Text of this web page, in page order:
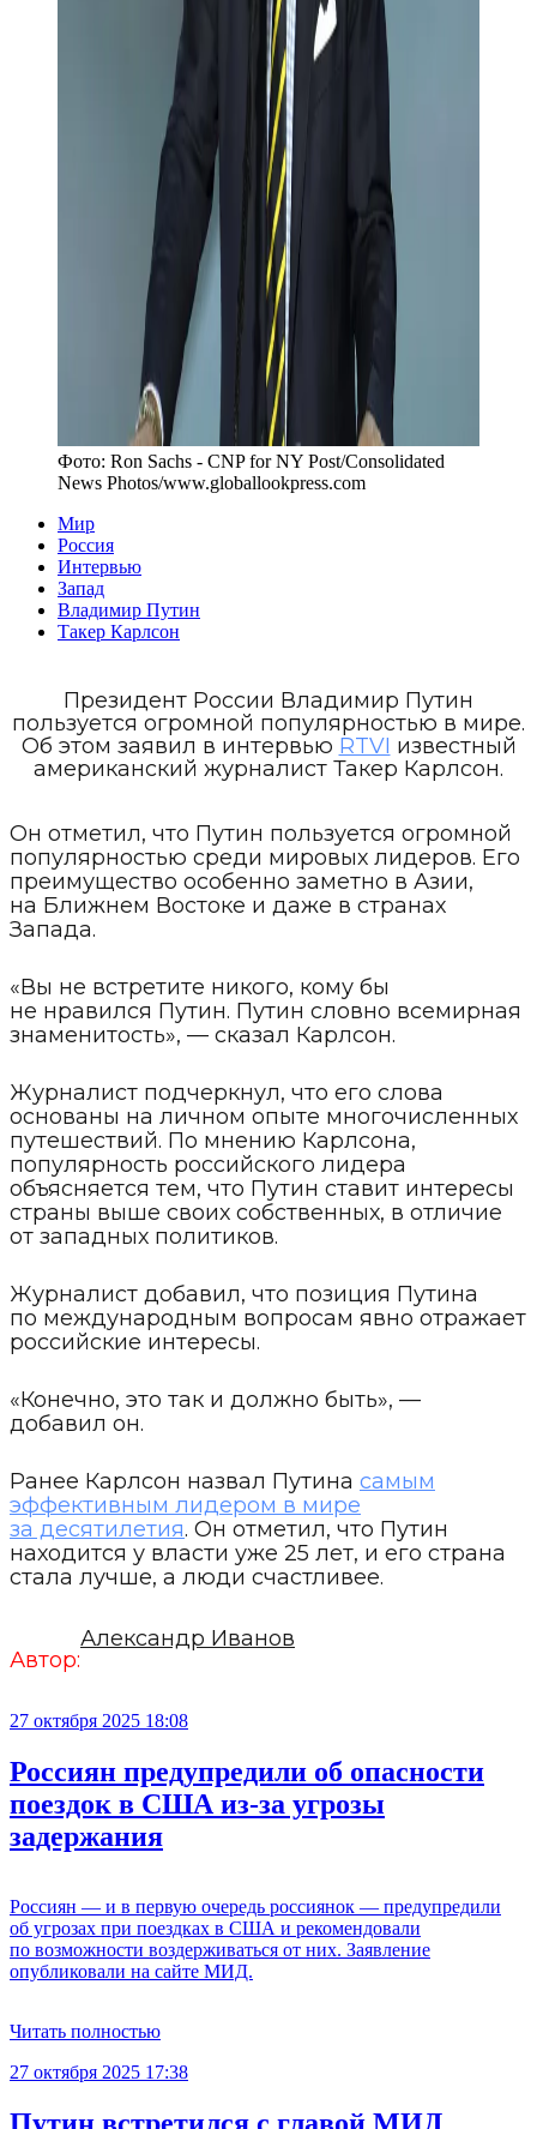
Фото: Ron Sachs - CNP for NY Post/Consolidated
News Photos/www.globallookpress.com
Мир
Россия
Интервью
Запад
Владимир Путин
Такер Карлсон
Президент России Владимир Путин
пользуется огромной популярностью в мире.
Об этом заявил в интервью RTVI известный
американский журналист Такер Карлсон.
Он отметил, что Путин пользуется огромной
популярностью среди мировых лидеров. Его
преимущество особенно заметно в Азии,
на Ближнем Востоке и даже в странах
Запада.
«Вы не встретите никого, кому бы
не нравился Путин. Путин словно всемирная
знаменитость», — сказал Карлсон.
Журналист подчеркнул, что его слова
основаны на личном опыте многочисленных
путешествий. По мнению Карлсона,
популярность российского лидера
объясняется тем, что Путин ставит интересы
страны выше своих собственных, в отличие
от западных политиков.
Журналист добавил, что позиция Путина
по международным вопросам явно отражает
российские интересы.
«Конечно, это так и должно быть», —
добавил он.
Ранее Карлсон назвал Путина самым
эффективным лидером в мире
за десятилетия. Он отметил, что Путин
находится у власти уже 25 лет, и его страна
стала лучше, а люди счастливее.
Автор:
Александр Иванов
27 октября 2025 18:08
Россиян предупредили об опасности
поездок в США из-за угрозы
задержания
Россиян — и в первую очередь россиянок — предупредили
об угрозах при поездках в США и рекомендовали
по возможности воздерживаться от них. Заявление
опубликовали на сайте МИД.
Читать полностью
27 октября 2025 17:38